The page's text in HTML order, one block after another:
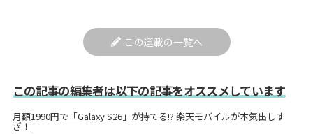
この連載の一覧へ
この記事の編集者は以下の記事をオススメしています
月額1990円で「Galaxy S26」が持てる!? 楽天モバイルが本気出しす
ぎ！